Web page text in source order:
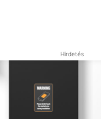
Hirdetés